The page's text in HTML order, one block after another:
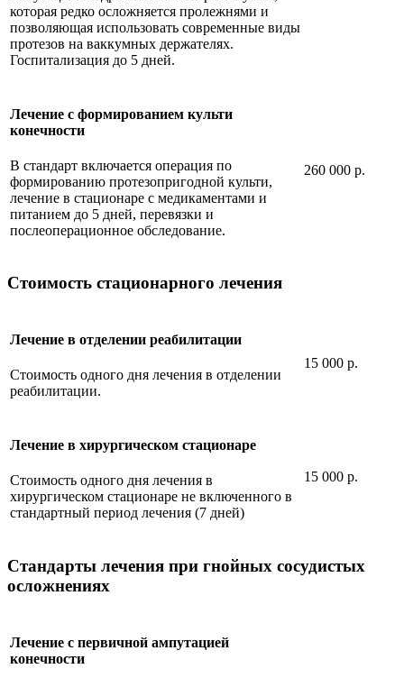
которая редко осложняется пролежнями и
позволяющая использовать современные виды
протезов на ваккумных держателях.
Госпитализация до 5 дней.
Лечение с формированием культи
конечности
В стандарт включается операция по
формированию протезопригодной культи,
лечение в стационаре с медикаментами и
питанием до 5 дней, перевязки и
послеоперационное обследование.
260 000 р.
Стоимость стационарного лечения
Лечение в отделении реабилитации
Стоимость одного дня лечения в отделении
реабилитации.
15 000 р.
Лечение в хирургическом стационаре
Стоимость одного дня лечения в
хирургическом стационаре не включенного в
стандартный период лечения (7 дней)
15 000 р.
Стандарты лечения при гнойных сосудистых
осложнениях
Лечение с первичной ампутацией
конечности